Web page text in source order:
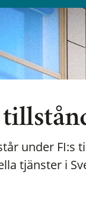
under FI:s
tjänster i